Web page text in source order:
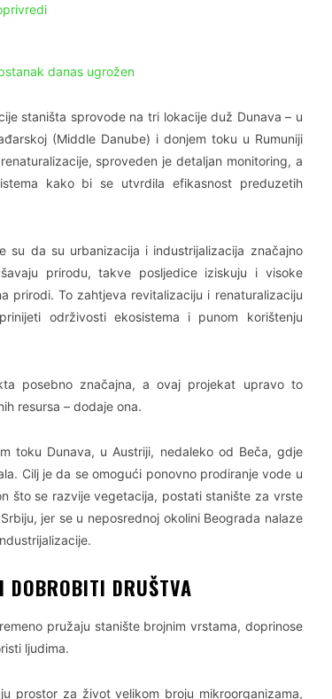
danas ugrožen
staništa sprovode na tri lokacije duž Dunava – u
(Middle Danube) i donjem toku u Rumuniji
sproveden je detaljan monitoring, a
kako bi se utvrdila efikasnost preduzetih
su da su urbanizacija i industrijalizacija značajno
prirodu, takve posljedice iziskuju i visoke
prirodi. To zahtjeva revitalizaciju i renaturalizaciju
održivosti ekosistema i punom korištenju
posebno značajna, a ovaj projekat upravo to
resursa – dodaje ona.
toku Dunava, u Austriji, nedaleko od Beča, gdje
Cilj je da se omogući ponovno prodiranje vode u
što se razvije vegetacija, postati stanište za vrste
jer se u neposrednoj okolini Beograda nalaze
DOBROBITI DRUŠTVA
pružaju stanište brojnim vrstama, doprinose
ljudima.
prostor za život velikom broju mikroorganizama,